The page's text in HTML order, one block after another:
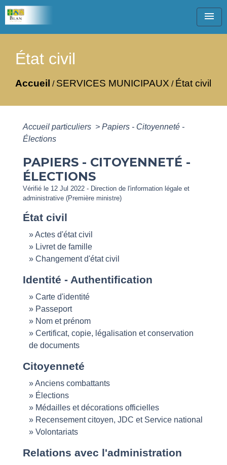
menu
État civil
Accueil / SERVICES MUNICIPAUX / État civil
Accueil particuliers > Papiers - Citoyenneté -
Élections
PAPIERS - CITOYENNETÉ -
ÉLECTIONS
Vérifié le 12 Jul 2022 - Direction de l'information légale et
administrative (Première ministre)
État civil
Actes d'état civil
Livret de famille
Changement d'état civil
Identité - Authentification
Carte d'identité
Passeport
Nom et prénom
Certificat, copie, légalisation et conservation
de documents
Citoyenneté
Anciens combattants
Élections
Médailles et décorations officielles
Recensement citoyen, JDC et Service national
Volontariats
Relations avec l'administration